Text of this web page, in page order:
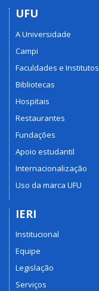
UFU
A Universidade
Campi
Faculdades e Institutos
Bibliotecas
Hospitais
Restaurantes
Fundações
Apoio estudantil
Internacionalização
Uso da marca UFU
IERI
Institucional
Equipe
Legislação
Serviços